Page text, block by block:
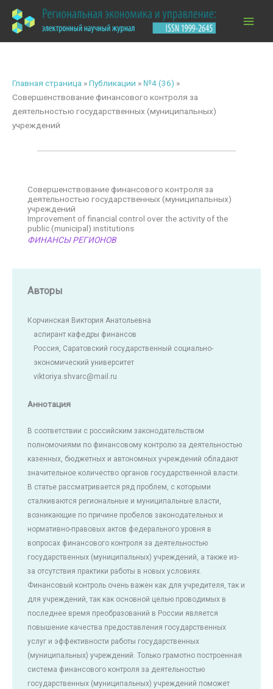
содержимому
Главная страница »Публикации » №4 (36) »
Совершенствование финансового контроля за
деятельностью государственных (муниципальных)
учреждений
Совершенствование финансового контроля за
деятельностью государственных (муниципальных)
учреждений
Improvement of financial control over the activity of the
public (municipal) institutions
ФИНАНСЫ РЕГИОНОВ
Авторы
Корчинская Виктория Анатольевна
аспирант кафедры финансов
Россия, Саратовский государственный социально-
экономический университет
viktoriya.shvarc@mail.ru
Аннотация
В соответствии с российским законодательством
полномочиями по финансовому контролю за деятельностью
казенных, бюджетных и автономных учреждений обладают
значительное количество органов государственной власти.
В статье рассматривается ряд проблем, с которыми
сталкиваются региональные и муниципальные власти,
возникающие по причине пробелов законодательных и
нормативно-правовых актов федерального уровня в
вопросах финансового контроля за деятельностью
государственных (муниципальных) учреждений, а также из-
за отсутствия практики работы в новых условиях.
Финансовый контроль очень важен как для учредителя, так и
для учреждений, так как основной целью проводимых в
последнее время преобразований в России является
повышение качества предоставления государственных
услуг и эффективности работы государственных
(муниципальных) учреждений. Только грамотно построенная
система финансового контроля за деятельностью
государственных (муниципальных) учреждений поможет